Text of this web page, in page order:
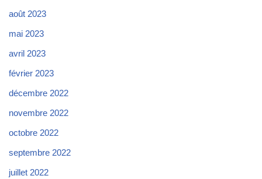
août 2023
mai 2023
avril 2023
février 2023
décembre 2022
novembre 2022
octobre 2022
septembre 2022
juillet 2022